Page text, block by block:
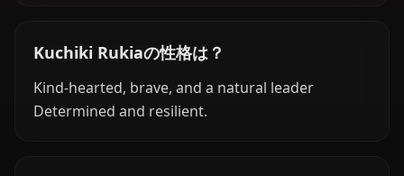
Kuchiki Rukiaの性格は？
Kind-hearted, brave, and a natural leader
Determined and resilient.